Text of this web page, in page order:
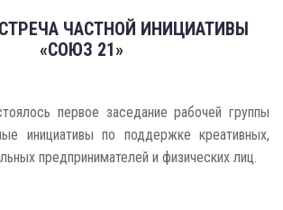
ЧАСТНОЙ ИНИЦИАТИВЫ
«СОЮЗ 21»
первое заседание рабочей группы
инициативы по поддержке креативных,
предпринимателей и физических лиц.